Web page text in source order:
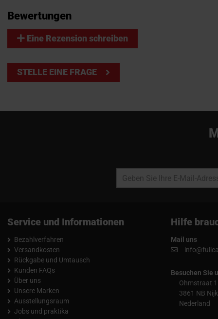
Bewertungen
Eine Rezension schreiben
STELLE EINE FRAGE
Hilfe
Mail uns
Besuchen Sie
Ohmstraat
3861 NB
Nederland
Service und Informationen
Bezahlverfahren
Versandkosten
Rückgabe und Umtausch
Kunden FAQs
Über uns
Unsere Marken
Ausstellungsraum
Jobs und praktika